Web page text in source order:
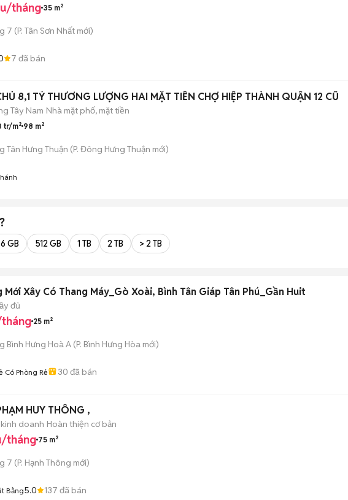
tháng 35 m²
7 (P. Tân Sơn Nhất mới)
7 đã bán
CHÍNH CHỦ 8,1 TỶ THƯƠNG LƯỢNG HAI MẶT TIỀN CHỢ HIỆP THÀNH QUẬN 12 CŨ
Tây Nam Nhà mặt phố, mặt tiền
tr/m² 98 m²
Tân Hưng Thuận (P. Đông Hưng Thuận mới)
GB 512 GB 1 TB 2 TB > 2 TB
Mới Xây Có Thang Máy_Gò Xoài, Bình Tân Giáp Tân Phú_Gần Huit
đủ
25 m²
Bình Hưng Hoà A (P. Bình Hưng Hòa mới)
Có Phòng Rẻ 30 đã bán
HUY THÔNG ,
doanh Hoàn thiện cơ bản
tháng 75 m²
7 (P. Hạnh Thông mới)
Bằng5.0 137 đã bán